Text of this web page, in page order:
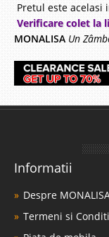
Pretul este acelasi
Verificare colet la
MONALISA Un
Informatii
Despre
Termeni si